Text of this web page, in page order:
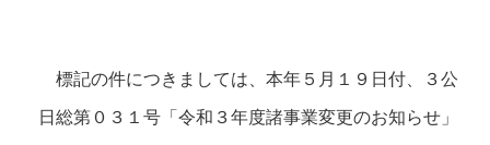
標記の件につきましては、本年５月１９日付、３公
日総第０３１号「令和３年度諸事業変更のお知らせ」